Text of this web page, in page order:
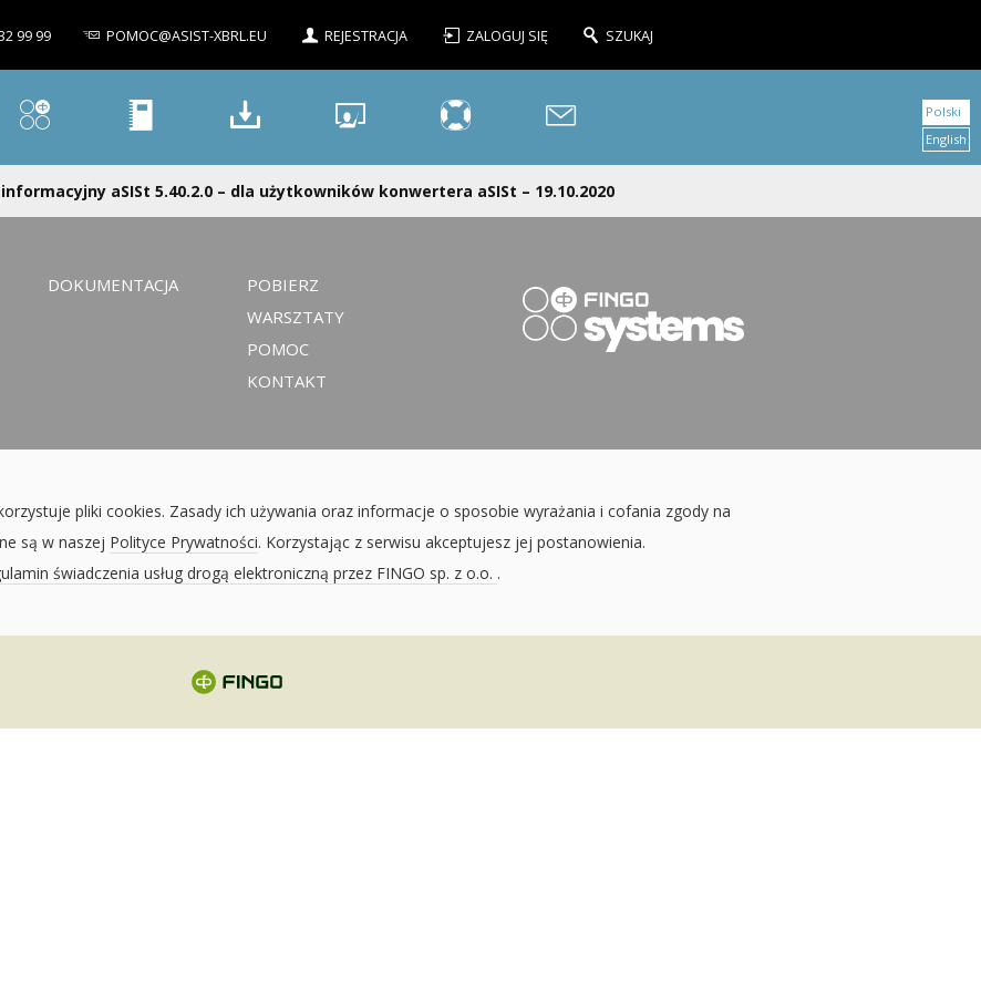
99 99 POMOC@ASIST-XBRL.EU REJESTRACJA ZALOGUJ SIĘ SZUKAJ
aSISt 5.40.2.0 – dla użytkowników konwertera aSISt – 19.10.2020
Polski
English
DOKUMENTACJA
POBIERZ
WARSZTATY
POMOC
KONTAKT
pliki cookies. Zasady ich używania oraz informacje o sposobie wyrażania i cofania zgody na
są w naszej Polityce Prywatności. Korzystając z serwisu akceptujesz jej postanowienia.
świadczenia usług drogą elektroniczną przez FINGO sp. z o.o. .